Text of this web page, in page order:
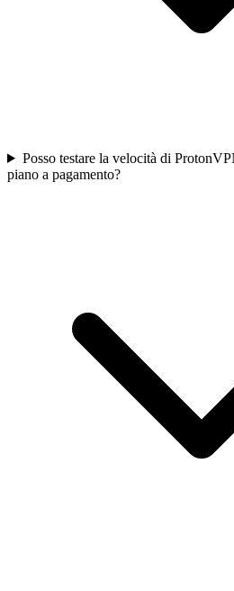
Posso testare la velocità di
piano a pagamento?